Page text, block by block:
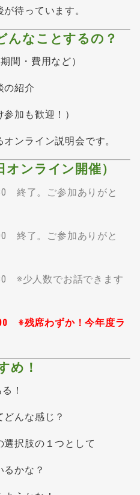
待っています。
んなことするの？
間・費用など）
の紹介
加も歓迎！）
ンライン説明会です。
ンライン開催）
終了。ご参加ありがと
終了。ご参加ありがと
※少人数でお話できます
※残席わずか！今年度ラ
め！
！
んな感じ？
択肢の１つとして
かな？